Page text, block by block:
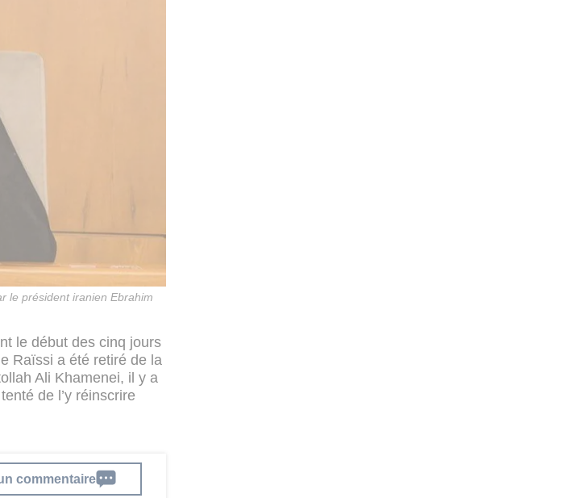
le président iranien Ebrahim
le début des cinq jours
Raïssi a été retiré de la
Ali Khamenei, il y a
de l’y réinscrire
commentaire